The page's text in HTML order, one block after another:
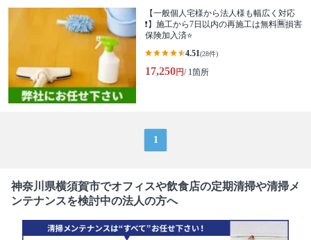
【一般個人宅様から法人様も幅広く対応
❗️】施工から7日以内の再施工は無料🈚️損害
保険加入済⭐️
4.51(28件)
17,250円/ 1箇所
1
神奈川県横須賀市でオフィスや飲食店の定期清掃や清掃メ
ンテナンスを検討中の法人の方へ